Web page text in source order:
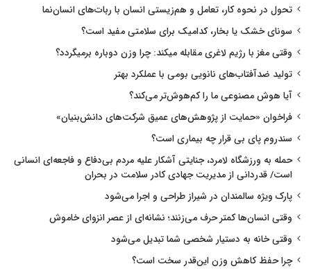
تحول در نحوه کار، تعامل و هم‌زیستی انسان با ربات‌های انسان‌نما
سونای خشک یا بخار، کدامیک برای سلامتی مفید است؟
وقتی مغز با رژیم لاغری مقابله میکند: چرا وزن دوباره برمیگردد؟
تولید ضدآفتاب‌های نانویی بومی با عملکرد بهتر
آیا هوش مصنوعی ما را کم‌هوش‌تر می‌کند؟
فراخوان «حمایت از پژوهش‌های عمیق شرکت‌های دانش‌بنیان»
سندروم پای بی قرار چه بیماری است؟
حمله به ورزشگاه لامرد، جنایتی آشکار علیه مردم بی‌دفاع و فاجعه‌ای انسانی
است/ قدردانی از مدیریت جهادی کادر سلامت در بحران
پارک ویژه سالمندان در شیراز طراحی و اجرا می‌شود
وقتی انسان‌ها کمتر حرف می‌زنند؛ نشانه‌ای از عصر انزوای خاموش
وقتی خانه به دستیار شخصی شما تبدیل می‌شود
چرا حفظ کاهش وزن این‌قدر سخت است؟